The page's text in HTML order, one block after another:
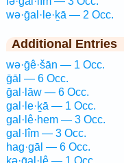
wə·ḡal·le·ḵā — 2 Occ.
Additional Entries
wə·ḡê·šān — 1 Occ.
ḡāl — 6 Occ.
ḡal·lāw — 6 Occ.
gal·le·ḵā — 1 Occ.
gal·lê·hem — 3 Occ.
gal·lîm — 3 Occ.
hag·gāl — 6 Occ.
kə·ḡal·lê — 1 Occ.